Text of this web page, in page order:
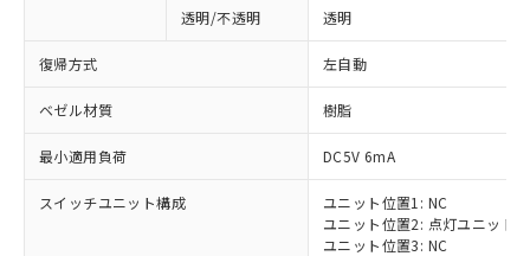
透明/不透明 透明
復帰方式 左自動
ベゼル材質 樹脂
最小適用負荷 DC5V 6mA
スイッチユニット構成
ユニット位置1: NC
ユニット位置2: 点灯ユニット
ユニット位置3: NC